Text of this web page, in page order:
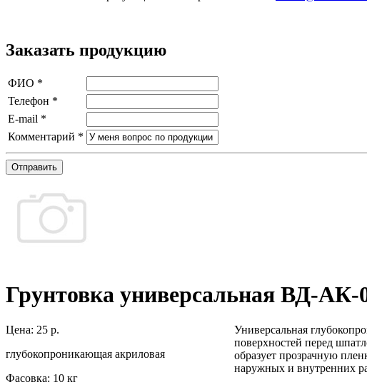
Заказать продукцию
ФИО *
Телефон *
E-mail *
Комментарий *
Отправить
Грунтовка универсальная ВД-АК-
Цена: 25 р.
глубокопроникающая акриловая
Фасовка: 10 кг
Универсальная
поверхностей перед
образует прозрачную
наружных и внутренних